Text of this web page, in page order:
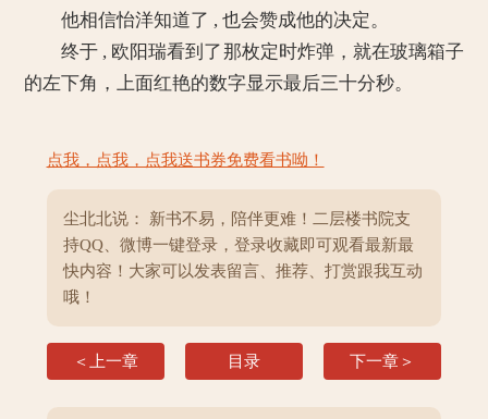
他相信怡洋知道了 , 也会赞成他的决定。
终于 , 欧阳瑞看到了那枚定时炸弹，就在玻璃箱子
的左下角，上面红艳的数字显示最后三十分秒。
点我，点我，点我送书券免费看书呦！
尘北北说： 新书不易，陪伴更难！二层楼书院支
持QQ、微博一键登录，登录收藏即可观看最新最
快内容！大家可以发表留言、推荐、打赏跟我互动
哦！
＜上一章 目录 下一章＞